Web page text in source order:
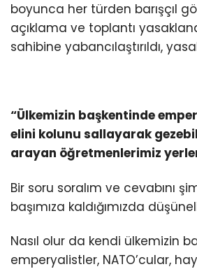
boyunca her türden barışçıl
açıklama ve toplantı
sahibine yabancılaştırıldı,
“Ülkemizin başkentinde
elini kolunu sallayarak
arayan öğretmenlerimiz
Bir soru soralım ve cevabını
başımıza kaldığımızda
Nasıl olur da kendi ülkemizin
emperyalistler, NATO’cular,